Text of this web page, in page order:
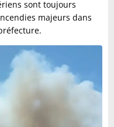
sont toujours
majeurs dans